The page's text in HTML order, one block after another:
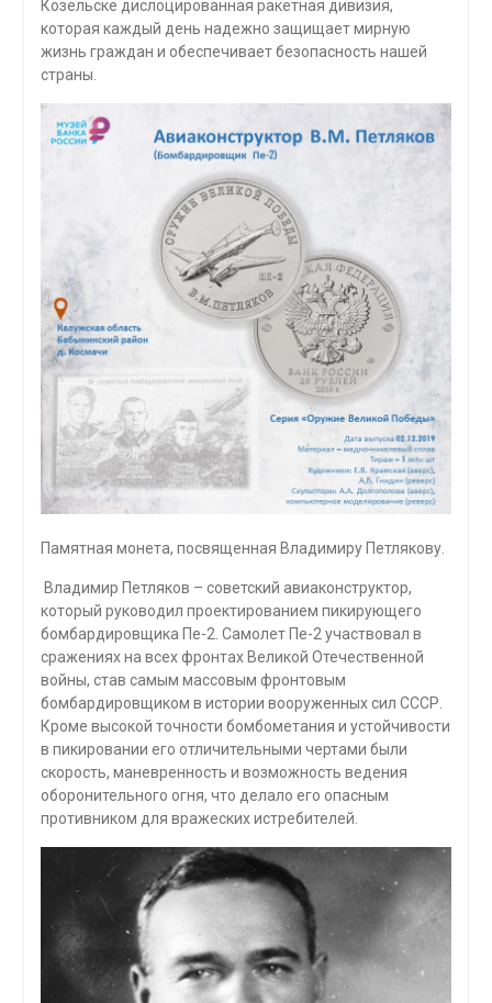
Козельске дислоцированная ракетная дивизия,
которая каждый день надежно защищает мирную
жизнь граждан и обеспечивает безопасность нашей
страны.
Памятная монета, посвященная Владимиру Петлякову.
Владимир Петляков – советский авиаконструктор,
который руководил проектированием пикирующего
бомбардировщика Пе-2. Самолет Пе-2 участвовал в
сражениях на всех фронтах Великой Отечественной
войны, став самым массовым фронтовым
бомбардировщиком в истории вооруженных сил СССР.
Кроме высокой точности бомбометания и устойчивости
в пикировании его отличительными чертами были
скорость, маневренность и возможность ведения
оборонительного огня, что делало его опасным
противником для вражеских истребителей.